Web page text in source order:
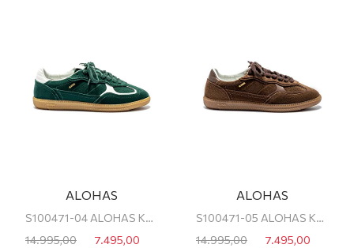
ALOHAS
S100471-04 ALOHAS KADIN SNEAKER
14.995,00
7.495,00
ALOHAS
S100471-05 ALOHAS KADIN SNEAKER
14.995,00
7.495,00